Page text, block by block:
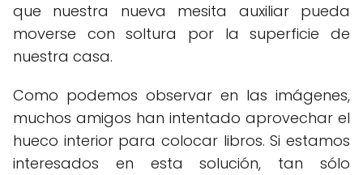
que nuestra nueva mesita auxiliar pueda
moverse con soltura por la superficie de
nuestra casa.
Como podemos observar en las imágenes,
muchos amigos han intentado aprovechar el
hueco interior para colocar libros. Si estamos
interesados en esta solución, tan sólo